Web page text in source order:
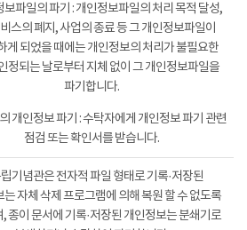
보파일의 파기 : 개인정보파일의 처리 목적 달성,
스의 폐지, 사업의 종료 등 그 개인정보파일이
게 되었을 때에는 개인정보의 처리가 불필요한
정되는 날로부터 지체 없이 그 개인정보파일을
파기합니다.
개인정보 파기 : 수탁자에게 개인정보 파기 관련
점검 또는 확인서를 받습니다.
립기념관은 전자적 파일 형태로 기록·저장된
는 자체 삭제 프로그램에 의해 복원 할 수 없도록
종이 문서에 기록·저장된 개인정보는 분쇄기로